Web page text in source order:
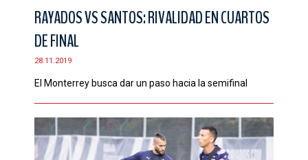
RAYADOS VS SANTOS: RIVALIDAD EN CUARTOS
DE FINAL
28.11.2019
El Monterrey busca dar un paso hacia la semifinal